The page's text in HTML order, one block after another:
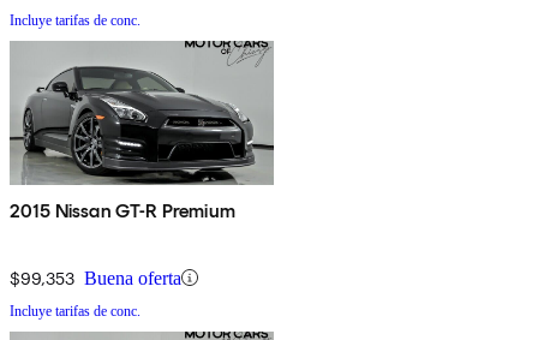
Incluye tarifas de conc.
2015 Nissan GT-R Premium
$99,353 Buena oferta
Incluye tarifas de conc.